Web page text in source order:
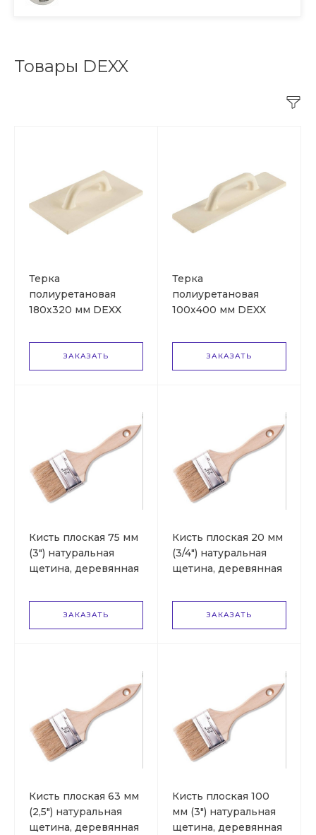
Товары DEXX
Терка
полиуретановая
180х320 мм DEXX
ЗАКАЗАТЬ
Терка
полиуретановая
100х400 мм DEXX
ЗАКАЗАТЬ
Кисть плоская 75 мм
(3") натуральная
щетина, деревянная
ЗАКАЗАТЬ
Кисть плоская 20 мм
(3/4") натуральная
щетина, деревянная
ЗАКАЗАТЬ
Кисть плоская 63 мм
(2,5") натуральная
щетина, деревянная
Кисть плоская 100
мм (3") натуральная
щетина, деревянная